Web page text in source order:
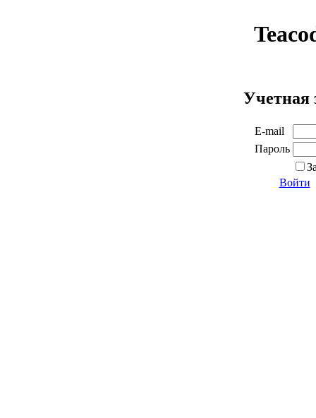
Учетная
E-mail
Пароль
Войти